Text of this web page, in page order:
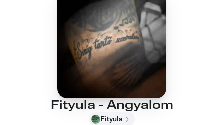
Fityula - Angyalom
Fityula